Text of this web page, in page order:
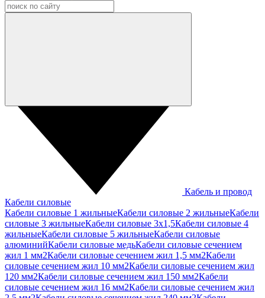
Кабель и провод
Кабели силовые
Кабели силовые 1 жильныеКабели силовые 2 жильныеКабели
силовые 3 жильныеКабели силовые 3х1,5Кабели силовые 4
жильныеКабели силовые 5 жильныеКабели силовые
алюминийКабели силовые медьКабели силовые сечением
жил 1 мм2Кабели силовые сечением жил 1,5 мм2Кабели
силовые сечением жил 10 мм2Кабели силовые сечением жил
120 мм2Кабели силовые сечением жил 150 мм2Кабели
силовые сечением жил 16 мм2Кабели силовые сечением жил